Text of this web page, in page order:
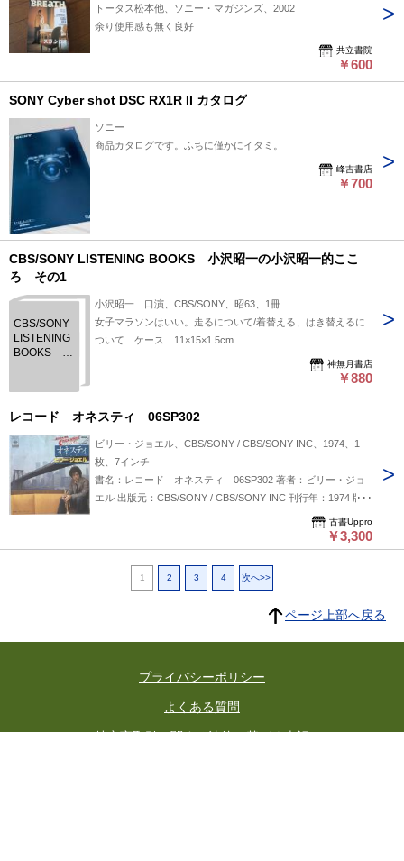
トータス松本他、ソニー・マガジンズ、2002
余り使用感も無く良好
共立書院
￥600
SONY Cyber shot DSC RX1R II カタログ
ソニー
商品カタログです。ふちに僅かにイタミ。
峰吉書店
￥700
CBS/SONY LISTENING BOOKS 小沢昭一の小沢昭一的ここ
ろ その1
CBS/SONY
LISTENING
BOOKS 小
ころ その1
小沢昭一 口演、CBS/SONY、昭63、1冊
女子マラソンはいい。走るについて/着替える、はき替えるに
ついて ケース 11×15×1.5cm
神無月書店
￥880
レコード オネスティ 06SP302
ビリー・ジョエル、CBS/SONY / CBS/SONY INC、1974、1
枚、7インチ
書名：レコード オネスティ 06SP302 著者：ビリー・ジョ
エル 出版元：CBS/SONY / CBS/SONY INC 刊行年：1974 版表
示： 説明：ビリー・ジョエルがCBS/SONY INCからリリース
したシングルレコード「オネスティ（Honesty）」（品番：
06SP302）である。「オネスティ」は1979年のアルバム
「52nd Street」に収録された楽曲であり、ピアノバラードの
名曲として世界中で愛されている。誠実さへの切実な願いを綴
った歌詞と美しいメロディーが多くのリスナーの心を捉え、日
本でも特に高い人気を誇る楽曲である。ビリー・ジョエルの代
表作として今日も色あせることなく聴き継がれている。 状
古書Uppro
￥3,300
1 2 3 4 次へ>>
ページ上部へ戻る
プライバシーポリシー
よくある質問
特定商取引に関する法律に基づく表記